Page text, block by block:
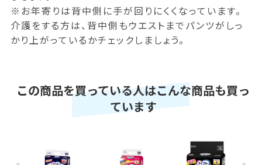
※お年寄りは背中側に手が回りにくくなっています。
介護をする方は、背中側もウエストまでパンツがしっ
かり上がっているかチェックしましょう。
この商品を買っている人はこんな商品も買っ
ています